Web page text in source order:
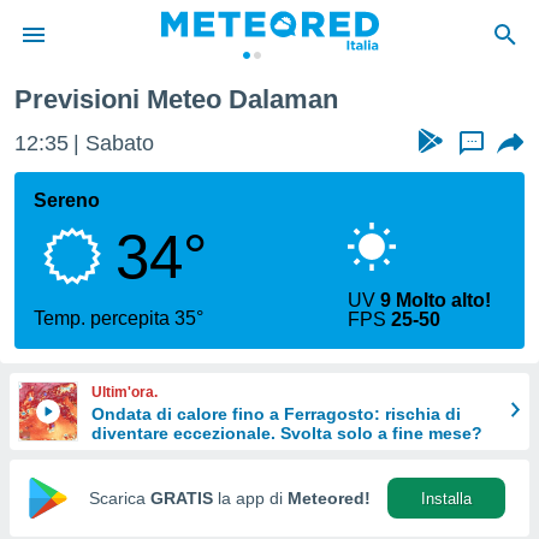
di
per
le
di
Web
Previsioni Meteo Dalaman
12:35 Sabato ...
Sereno
34°
Temp. percepita 35°
UV9 Molto alto!
FPS25-50
Ultim'ora.
Ondata di calore fino a Ferragosto: rischia di
diventare eccezionale. Svolta solo a fine mese?
Scarica GRATIS la app di Meteored! Installa